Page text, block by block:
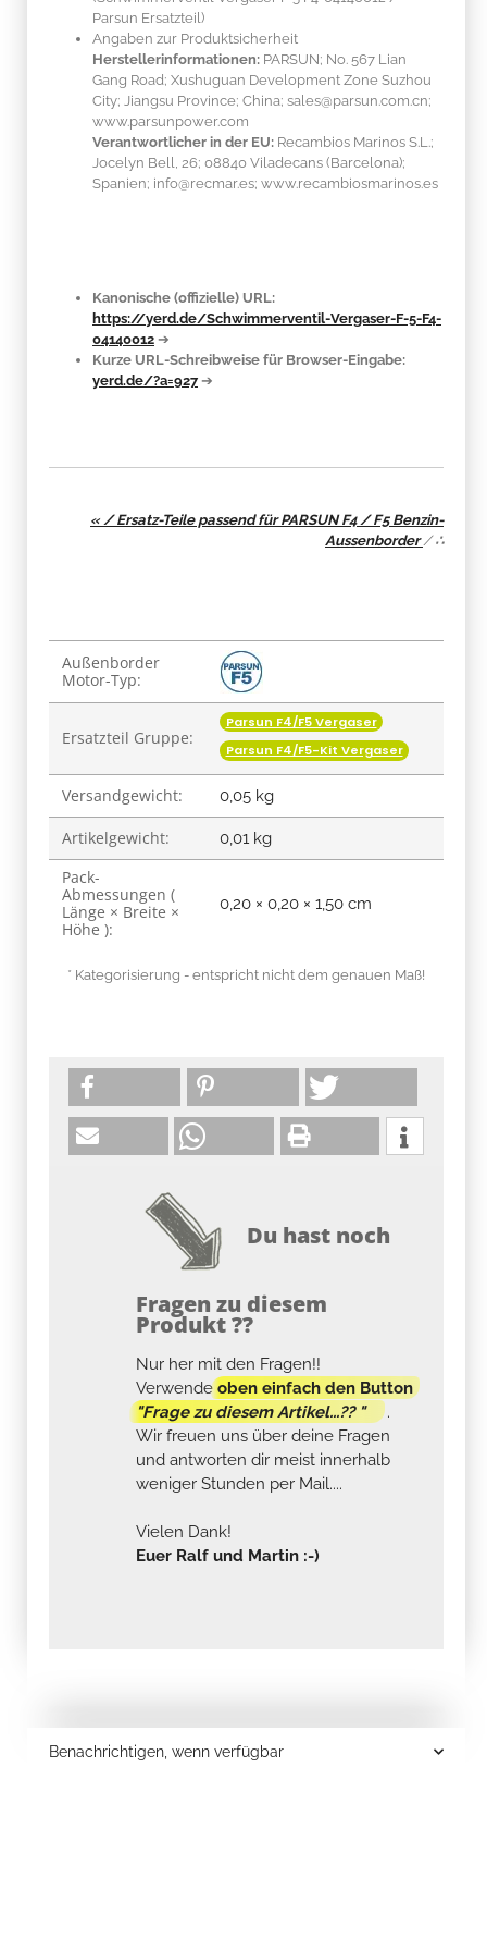
Parsun Ersatzteil)
Angaben zur Produktsicherheit
Herstellerinformationen: PARSUN; No. 567 Lian
Gang Road; Xushuguan Development Zone Suzhou
City; Jiangsu Province; China; sales@parsun.com.cn;
www.parsunpower.com
Verantwortlicher in der EU: Recambios Marinos S.L.;
Jocelyn Bell, 26; 08840 Viladecans (Barcelona);
Spanien; info@recmar.es; www.recambiosmarinos.es
Kanonische (offizielle) URL:
https://yerd.de/Schwimmerventil-Vergaser-F-5-F4-
04140012 ➔
Kurze URL-Schreibweise für Browser-Eingabe:
yerd.de/?a=927 ➔
« / Ersatz-Teile passend für PARSUN F4 / F5 Benzin-
Aussenborder/∴
Produkteigenschaft
Wert
Außenborder
Motor-Typ:
Ersatzteil Gruppe:
Parsun F4/F5 Vergaser
Parsun F4/F5-Kit Vergaser
Versandgewicht: 0,05 kg
Artikelgewicht: 0,01 kg
Pack-
Abmessungen (
Länge × Breite ×
Höhe ):
0,20 × 0,20 × 1,50 cm
* Kategorisierung - entspricht nicht dem genauen Maß!
Du hast noch
Fragen zu diesem
Produkt ??
Nur her mit den Fragen!!
Verwendeoben einfach den Button
"Frage zu diesem Artikel...?? "
.
Wir freuen uns über deine Fragen
und antworten dir meist innerhalb
weniger Stunden per Mail....
Vielen Dank!
Euer Ralf und Martin :-)
Benachrichtigen, wenn verfügbar